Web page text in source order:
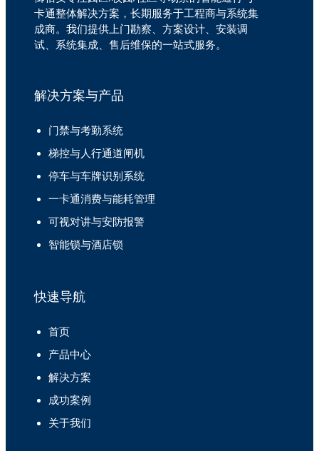
卡通整体解决方案，长期服务于工程商与系统集
成商。我们提供上门勘察、方案设计、安装调
试、系统集成、售后维保的一站式服务。
解决方案与产品
门禁与考勤系统
梯控与人行通道闸机
停车与车牌识别系统
一卡通消费与能耗管理
可视对讲与安防报警
智能锁与酒店锁
快速导航
首页
产品中心
解决方案
成功案例
关于我们